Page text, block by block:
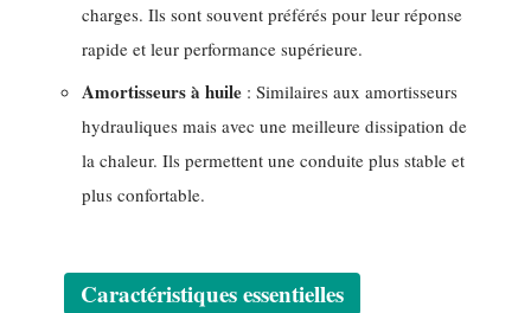
charges. Ils sont souvent préférés pour leur réponse
rapide et leur performance supérieure.
Amortisseurs à huile : Similaires aux amortisseurs
hydrauliques mais avec une meilleure dissipation de
la chaleur. Ils permettent une conduite plus stable et
plus confortable.
Caractéristiques essentielles